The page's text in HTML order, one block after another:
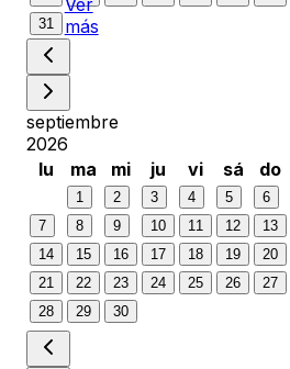
31
septiembre
2026
lu
ma mi ju vi sá do
1 2 3 4 5
6
7
8 9 10 11 12
13
14
15 16 17 18 19
20
21
22 23 24 25 26
27
28
29 30
Ver
más